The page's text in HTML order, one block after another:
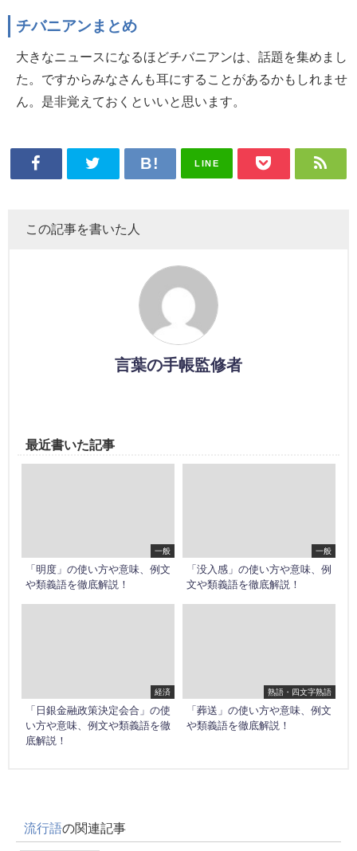
チバニアンまとめ
大きなニュースになるほどチバニアンは、話題を集めまし
た。ですからみなさんも耳にすることがあるかもしれませ
ん。是非覚えておくといいと思います。
LINE
この記事を書いた人
言葉の手帳監修者
最近書いた記事
一般
「明度」の使い方や意味、例文
や類義語を徹底解説！
一般
「没入感」の使い方や意味、例
文や類義語を徹底解説！
経済
「日銀金融政策決定会合」の使
い方や意味、例文や類義語を徹
底解説！
熟語・四文字熟語
「葬送」の使い方や意味、例文
や類義語を徹底解説！
流行語の関連記事